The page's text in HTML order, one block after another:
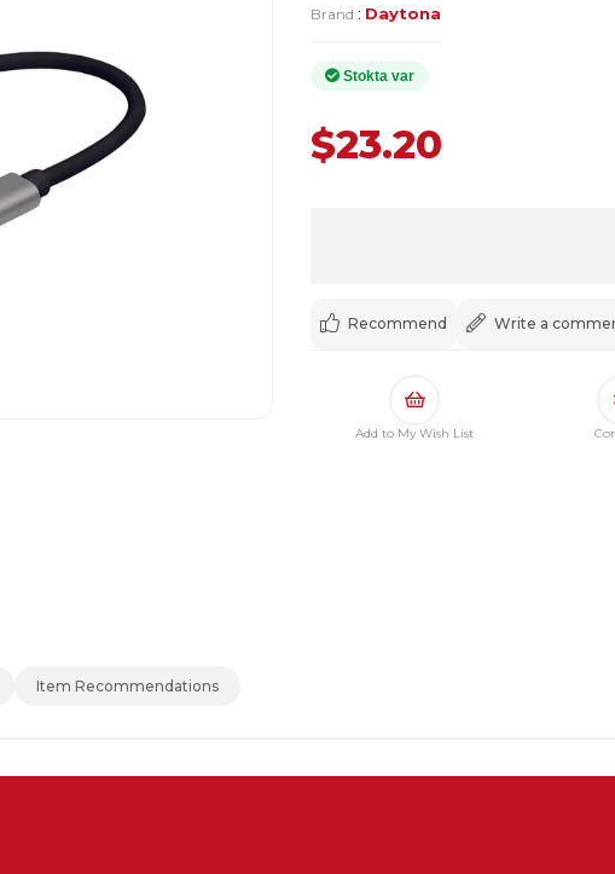
Brand : Daytona
$23.20
Recommend Write a
Add to My Wish List
Item Recommendations